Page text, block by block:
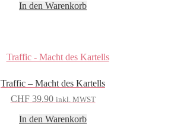
In den Warenkorb
Traffic – Macht des Kartells
CHF39.90 inkl. MWST
In den Warenkorb